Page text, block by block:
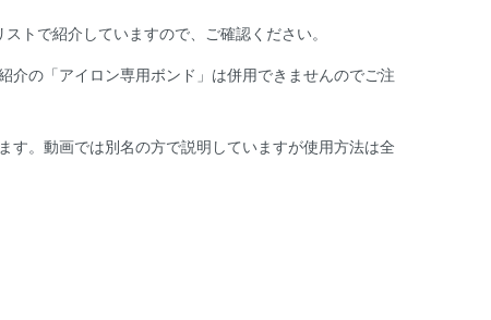
トで紹介していますので、ご確認ください。
介の「アイロン専用ボンド」は併用できませんのでご注
。動画では別名の方で説明していますが使用方法は全